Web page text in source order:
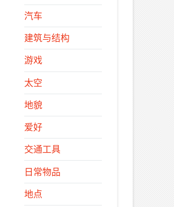
汽车
建筑与结构
游戏
太空
地貌
爱好
交通工具
日常物品
地点